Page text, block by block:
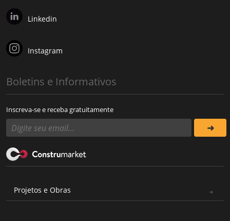
Linkedin
Instagram
Boletins e Informativos
Inscreva-se e receba gratuitamente
Projetos e Obras